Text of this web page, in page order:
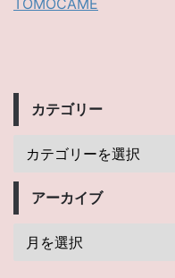
TOMOCAME
カテゴリー
アーカイブ